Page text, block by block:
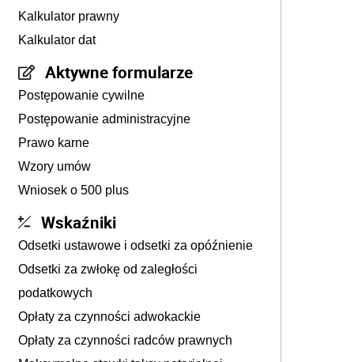
Kalkulator prawny
Kalkulator dat
Aktywne formularze
Postępowanie cywilne
Postępowanie administracyjne
Prawo karne
Wzory umów
Wniosek o 500 plus
Wskaźniki
Odsetki ustawowe i odsetki za opóźnienie
Odsetki za zwłokę od zaległości
podatkowych
Opłaty za czynności adwokackie
Opłaty za czynności radców prawnych